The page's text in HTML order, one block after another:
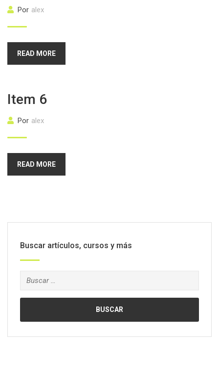
Por alex
READ MORE
Item 6
Por alex
READ MORE
Buscar artículos, cursos y más
Buscar: